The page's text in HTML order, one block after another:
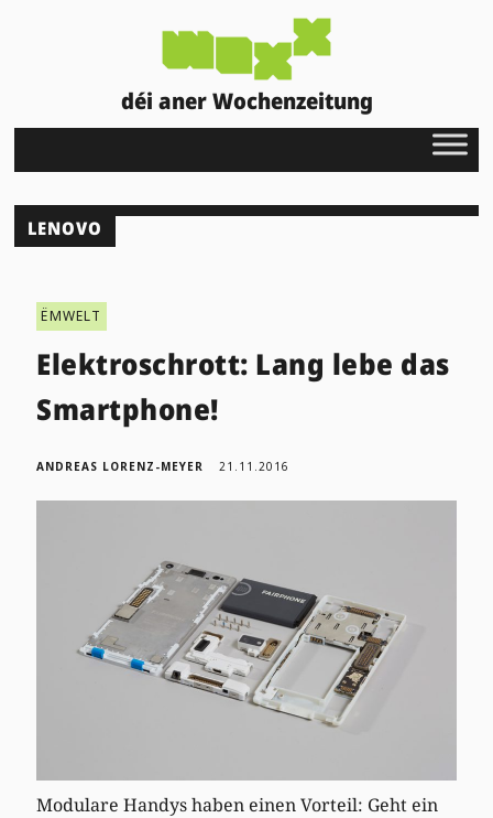
déi aner Wochenzeitung
LENOVO
ËMWELT
Elektroschrott: Lang lebe das
Smartphone!
ANDREAS LORENZ-MEYER 21.11.2016
Modulare Handys haben einen Vorteil: Geht ein